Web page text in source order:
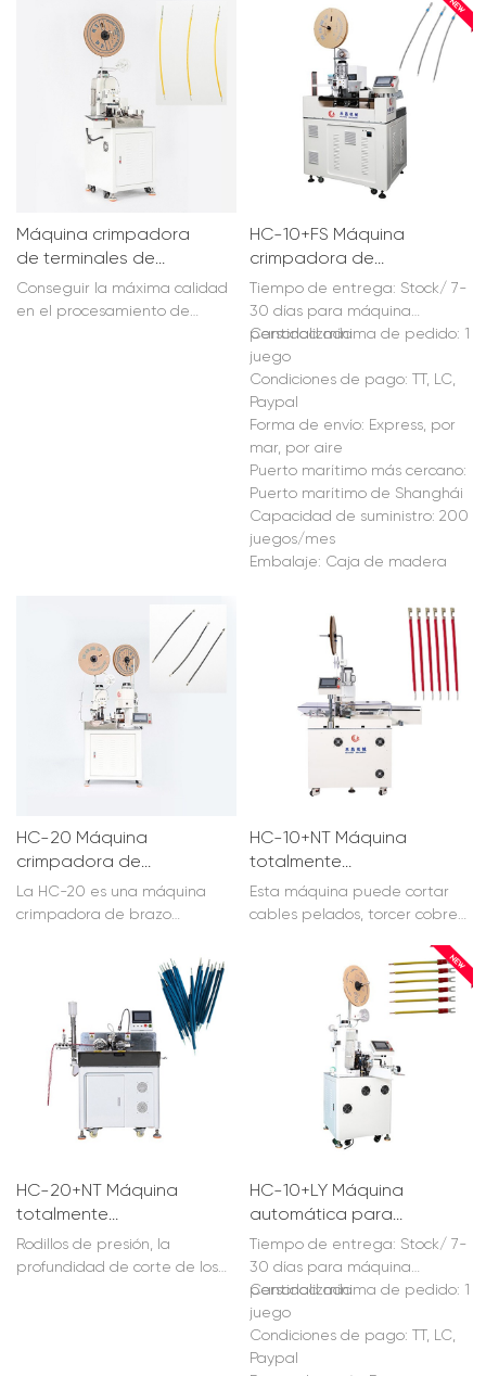
Máquina crimpadora
de terminales de
cable totalmente
automática HC-10
Conseguir la máxima calidad
en el procesamiento de
HC-10+FS Máquina
crimpadora de
terminales de
inserción de sellos de
un solo cabezal
completamente
automática
Tiempo de entrega: Stock/ 7-
30 días para máquina
personalizada
Cantidad mínima de pedido: 1
juego
Condiciones de pago: TT, LC,
Paypal
Forma de envío: Express, por
mar, por aire
Puerto marítimo más cercano:
Puerto marítimo de Shanghái
Capacidad de suministro: 200
juegos/mes
Embalaje: Caja de madera
HC-20 Máquina
crimpadora de
terminales de doble
cabezal totalmente
La HC-20 es una máquina
crimpadora de brazo
automática. Operación con
pantalla táctil, puede cortar
cables en tiras de hasta
AWG13.
HC-10+NT Máquina
totalmente
automática para
cortar, pelar, torcer y
engarzar por el otro.
Esta máquina puede cortar
cables pelados, torcer cobre
engarzar terminales en otros
extremos a la vez.
HC-20+NT Máquina
totalmente
automática de corte,
desforre, retorcido y
Rodillos de presión, la
profundidad de corte de los
HC-10+LY Máquina
automática para
crimpar terminales de
preaislamiento
Tiempo de entrega: Stock/ 7-
30 días para máquina
personalizada
Cantidad mínima de pedido: 1
juego
Condiciones de pago: TT, LC,
Paypal